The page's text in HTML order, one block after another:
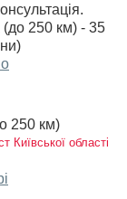
(до 250 км) - 35
250 км)
Київської області